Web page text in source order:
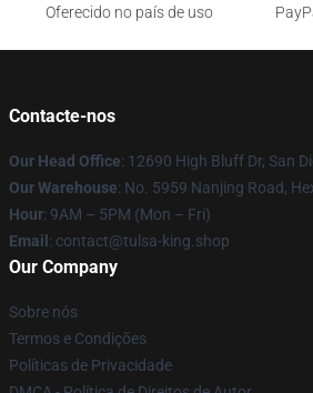
Oferecido no país de uso
Contacte-nos
Our Head Office: 12690 High Bluff Dr, San
Our Warehouse: No. 5959 Nanjing Road,
Hour: 9AM – 5PM (Mon – Fri)
Email : contact@tulsa-king.shop
Our Company
Sobre nós
Termos e Condições
Políticas de Privacidade